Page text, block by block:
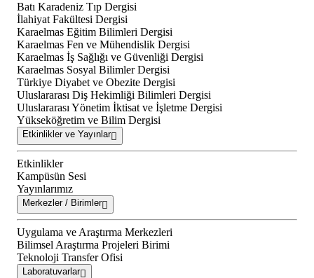
Batı Karadeniz Tıp Dergisi
İlahiyat Fakültesi Dergisi
Karaelmas Eğitim Bilimleri Dergisi
Karaelmas Fen ve Mühendislik Dergisi
Karaelmas İş Sağlığı ve Güvenliği Dergisi
Karaelmas Sosyal Bilimler Dergisi
Türkiye Diyabet ve Obezite Dergisi
Uluslararası Diş Hekimliği Bilimleri Dergisi
Uluslararası Yönetim İktisat ve İşletme Dergisi
Yükseköğretim ve Bilim Dergisi
Etkinlikler ve Yayınlar
Etkinlikler
Kampüsün Sesi
Yayınlarımız
Merkezler / Birimler
Uygulama ve Araştırma Merkezleri
Bilimsel Araştırma Projeleri Birimi
Teknoloji Transfer Ofisi
Laboratuvarlar